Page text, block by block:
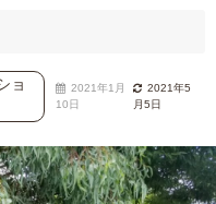
ョ
2021年1月
10日
2021年5
月5日